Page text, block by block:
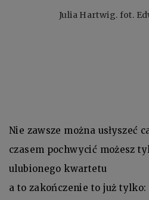
Julia Hartwig. fot.
Nie zawsze można usłyszeć
czasem pochwycić możesz
ulubionego kwartetu
a to zakończenie to już tylko: